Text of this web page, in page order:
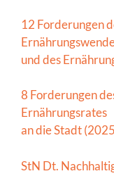
12 Forderungen
und des
8 Forderungen
Ernährungsrates
an die Stadt
StN Dt.